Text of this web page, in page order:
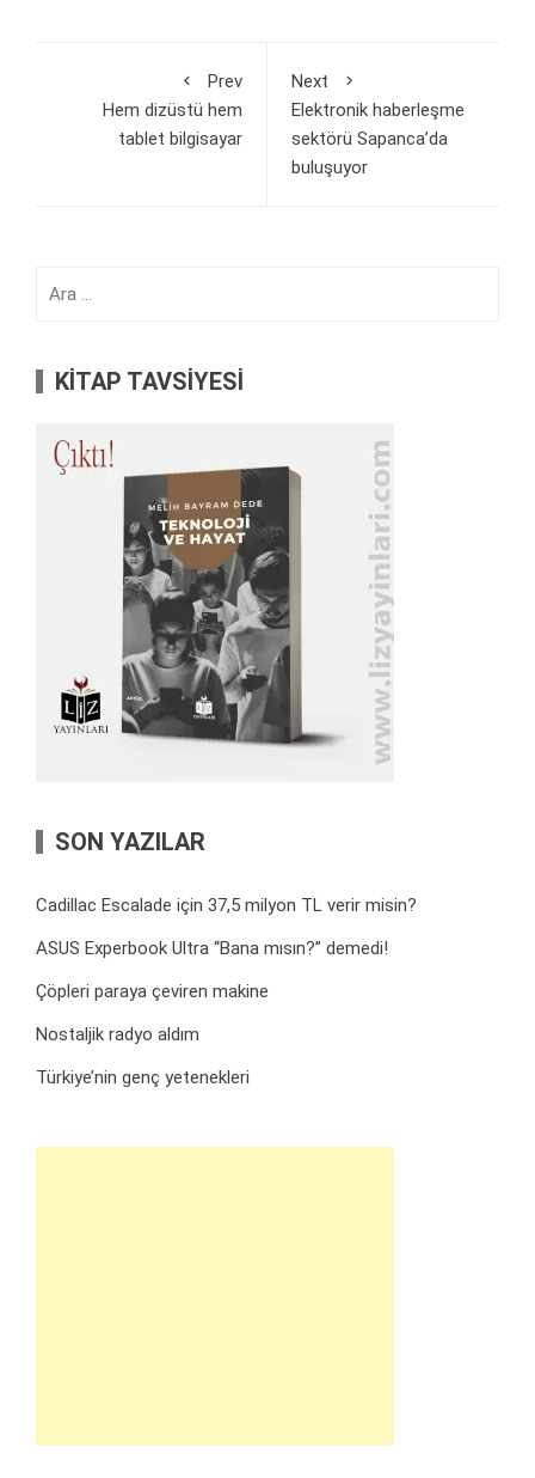
Prev
Hem dizüstü hem
tablet bilgisayar
Next
Elektronik haberleşme
sektörü Sapanca’da
buluşuyor
KİTAP TAVSİYESİ
SON YAZILAR
Cadillac Escalade için 37,5 milyon TL verir misin?
ASUS Experbook Ultra “Bana mısın?” demedi!
Çöpleri paraya çeviren makine
Nostaljik radyo aldım
Türkiye’nin genç yetenekleri